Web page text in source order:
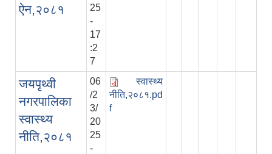
ऐन,२०८१
25
-
17
:2
7
जयपृथ्वी
नगरपालिका
स्वास्थ्य
नीति,२०८१
06
/2
3/
20
25
-
स्वास्थ्य
नीति,२०८१.pd
f